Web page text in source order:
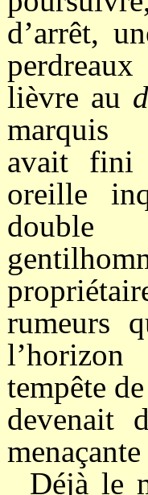
d’arrêt,
lièvre au
marquis
avait fini
oreille
rumeurs
tempête
devenait
Déjà le